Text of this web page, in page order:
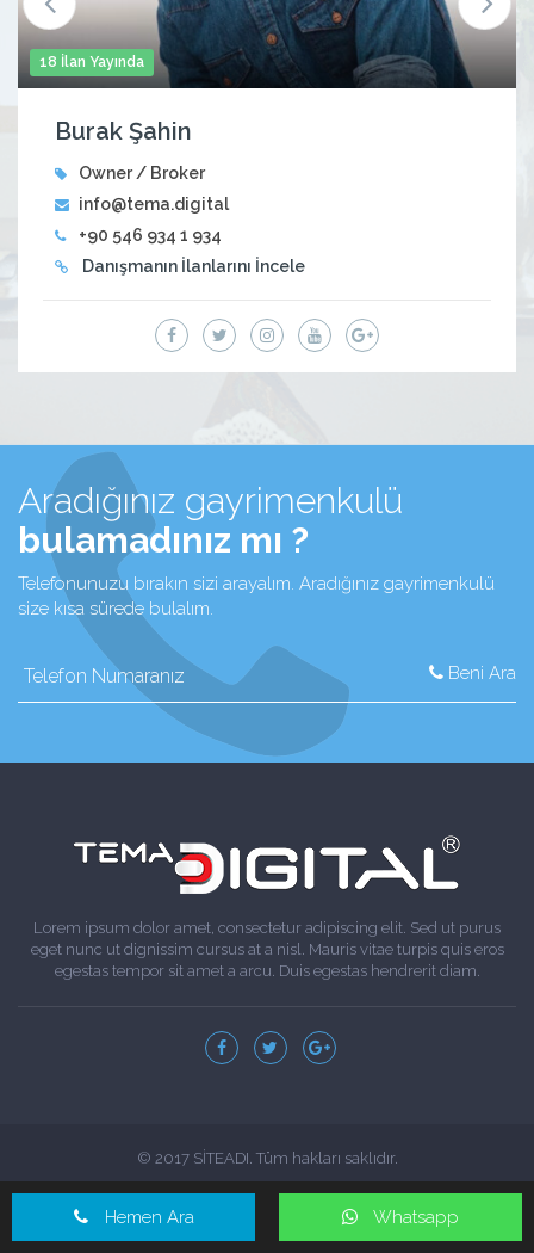
18 İlan Yayında
Burak Şahin
Owner / Broker
info@tema.digital
+90 546 934 1 934
Danışmanın İlanlarını İncele
Aradığınız gayrimenkulü
bulamadınız mı ?
Telefonunuzu bırakın sizi arayalım. Aradığınız gayrimenkulü
size kısa sürede bulalım.
Beni Ara
Lorem ipsum dolor amet, consectetur adipiscing elit. Sed ut purus
eget nunc ut dignissim cursus at a nisl. Mauris vitae turpis quis eros
egestas tempor sit amet a arcu. Duis egestas hendrerit diam.
© 2017 SİTEADI. Tüm hakları saklıdır.
Hemen Ara Whatsapp